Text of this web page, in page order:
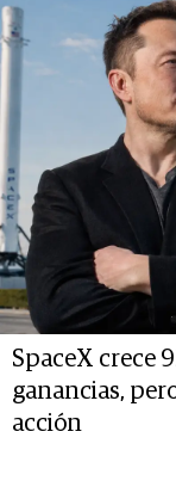
SpaceX crece
ganancias,
acción